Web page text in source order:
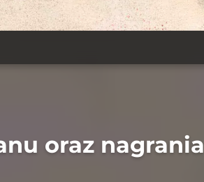
oraz nagrania